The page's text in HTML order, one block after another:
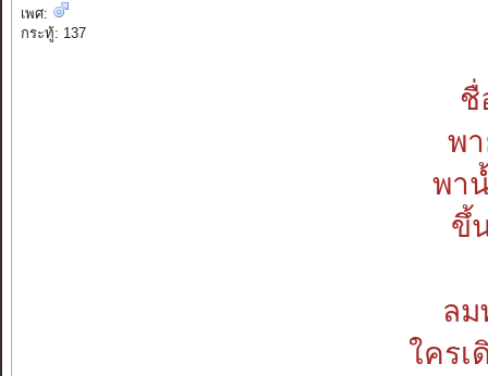
เพศ:
กระทู้: 137
ชื่
พ
พา
ขึ้
ลม
ใครเ